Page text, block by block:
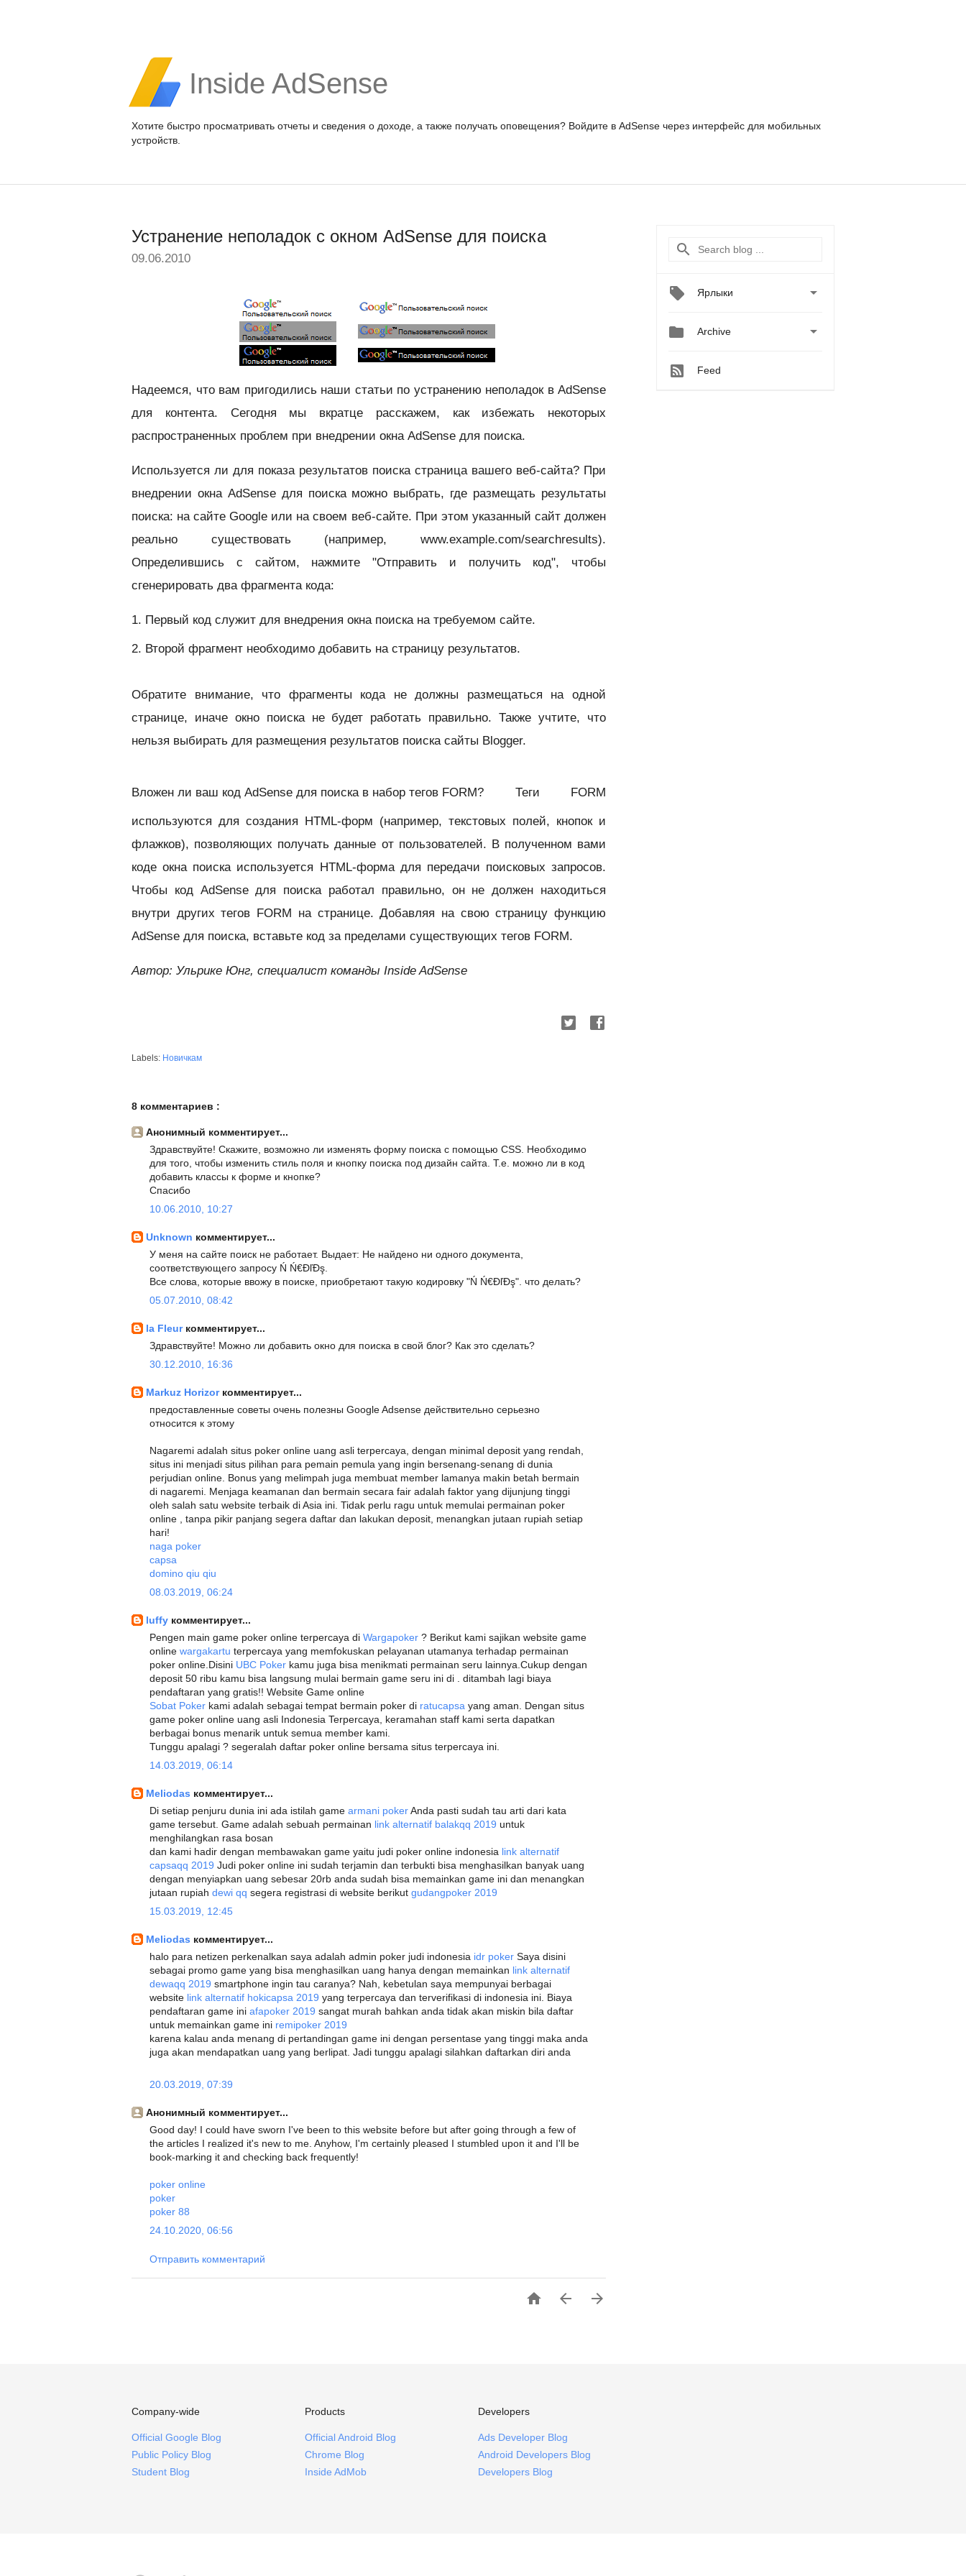
Inside AdSense
Хотите быстро просматривать отчеты и сведения о доходе, а также получать оповещения? Войдите в AdSense через интерфейс для мобильных
устройств.
Устранение неполадок с окном AdSense для поиска
09.06.2010
Надеемся, что вам пригодились наши статьи по устранению неполадок в AdSense
для контента. Сегодня мы вкратце расскажем, как избежать некоторых
распространенных проблем при внедрении окна AdSense для поиска.
Используется ли для показа результатов поиска страница вашего веб-сайта? При
внедрении окна AdSense для поиска можно выбрать, где размещать результаты
поиска: на сайте Google или на своем веб-сайте. При этом указанный сайт должен
реально существовать (например, www.example.com/searchresults).
Определившись с сайтом, нажмите "Отправить и получить код", чтобы
сгенерировать два фрагмента кода:
1. Первый код служит для внедрения окна поиска на требуемом сайте.
2. Второй фрагмент необходимо добавить на страницу результатов.
Обратите внимание, что фрагменты кода не должны размещаться на одной
странице, иначе окно поиска не будет работать правильно. Также учтите, что
нельзя выбирать для размещения результатов поиска сайты Blogger.
Вложен ли ваш код AdSense для поиска в набор тегов FORM? Теги FORM
используются для создания HTML-форм (например, текстовых полей, кнопок и
флажков), позволяющих получать данные от пользователей. В полученном вами
коде окна поиска используется HTML-форма для передачи поисковых запросов.
Чтобы код AdSense для поиска работал правильно, он не должен находиться
внутри других тегов FORM на странице. Добавляя на свою страницу функцию
AdSense для поиска, вставьте код за пределами существующих тегов FORM.
Автор: Ульрике Юнг, специалист команды Inside AdSense
Labels: Новичкам
8 комментариев :
Анонимный комментирует...
Здравствуйте! Скажите, возможно ли изменять форму поиска с помощью CSS. Необходимо
для того, чтобы изменить стиль поля и кнопку поиска под дизайн сайта. Т.е. можно ли в код
добавить классы к форме и кнопке?
Спасибо
10.06.2010, 10:27
Unknown комментирует...
У меня на сайте поиск не работает. Выдает: Не найдено ни одного документа,
соответствующего запросу Ń Ń€ĐľĐş.
Все слова, которые ввожу в поиске, приобретают такую кодировку "Ń Ń€ĐľĐş". что делать?
05.07.2010, 08:42
la Fleur комментирует...
Здравствуйте! Можно ли добавить окно для поиска в свой блог? Как это сделать?
30.12.2010, 16:36
Markuz Horizor комментирует...
предоставленные советы очень полезны Google Adsense действительно серьезно
относится к этому
Nagaremi adalah situs poker online uang asli terpercaya, dengan minimal deposit yang rendah,
situs ini menjadi situs pilihan para pemain pemula yang ingin bersenang-senang di dunia
perjudian online. Bonus yang melimpah juga membuat member lamanya makin betah bermain
di nagaremi. Menjaga keamanan dan bermain secara fair adalah faktor yang dijunjung tinggi
oleh salah satu website terbaik di Asia ini. Tidak perlu ragu untuk memulai permainan poker
online , tanpa pikir panjang segera daftar dan lakukan deposit, menangkan jutaan rupiah setiap
hari!
naga poker
capsa
domino qiu qiu
08.03.2019, 06:24
luffy комментирует...
Pengen main game poker online terpercaya di Wargapoker ? Berikut kami sajikan website game
online wargakartu terpercaya yang memfokuskan pelayanan utamanya terhadap permainan
poker online.Disini UBC Poker kamu juga bisa menikmati permainan seru lainnya.Cukup dengan
deposit 50 ribu kamu bisa langsung mulai bermain game seru ini di . ditambah lagi biaya
pendaftaran yang gratis!! Website Game online
Sobat Poker kami adalah sebagai tempat bermain poker di ratucapsa yang aman. Dengan situs
game poker online uang asli Indonesia Terpercaya, keramahan staff kami serta dapatkan
berbagai bonus menarik untuk semua member kami.
Tunggu apalagi ? segeralah daftar poker online bersama situs terpercaya ini.
14.03.2019, 06:14
Meliodas комментирует...
Di setiap penjuru dunia ini ada istilah game armani pokerAnda pasti sudah tau arti dari kata
game tersebut. Game adalah sebuah permainan link alternatif balakqq 2019 untuk
menghilangkan rasa bosan
dan kami hadir dengan membawakan game yaitu judi poker online indonesia link alternatif
capsaqq 2019 Judi poker online ini sudah terjamin dan terbukti bisa menghasilkan banyak uang
dengan menyiapkan uang sebesar 20rb anda sudah bisa memainkan game ini dan menangkan
jutaan rupiah dewi qq segera registrasi di website berikut gudangpoker 2019
15.03.2019, 12:45
Meliodas комментирует...
halo para netizen perkenalkan saya adalah admin poker judi indonesia idr poker Saya disini
sebagai promo game yang bisa menghasilkan uang hanya dengan memainkan link alternatif
dewaqq 2019 smartphone ingin tau caranya? Nah, kebetulan saya mempunyai berbagai
website link alternatif hokicapsa 2019 yang terpercaya dan terverifikasi di indonesia ini. Biaya
pendaftaran game ini afapoker 2019 sangat murah bahkan anda tidak akan miskin bila daftar
untuk memainkan game ini remipoker 2019
karena kalau anda menang di pertandingan game ini dengan persentase yang tinggi maka anda
juga akan mendapatkan uang yang berlipat. Jadi tunggu apalagi silahkan daftarkan diri anda
20.03.2019, 07:39
Анонимный комментирует...
Good day! I could have sworn I've been to this website before but after going through a few of
the articles I realized it's new to me. Anyhow, I'm certainly pleased I stumbled upon it and I'll be
book-marking it and checking back frequently!
poker online
poker
poker 88
24.10.2020, 06:56
Отправить комментарий
  
Ярлыки 
 Archive 
Feed
Company-wide
Official Google Blog
Public Policy Blog
Student Blog
Products
Official Android Blog
Chrome Blog
Inside AdMob
Developers
Ads Developer Blog
Android Developers Blog
Developers Blog